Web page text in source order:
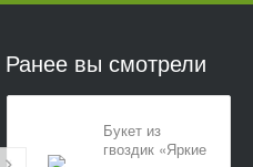
Ранее вы смотрели
Букет из
гвоздик «Яркие